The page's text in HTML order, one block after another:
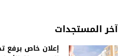
آخر المستجدات
إعلان خاص برفع